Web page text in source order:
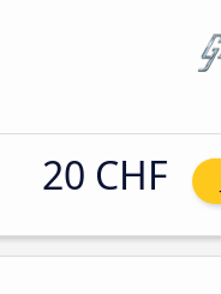
20 CHF